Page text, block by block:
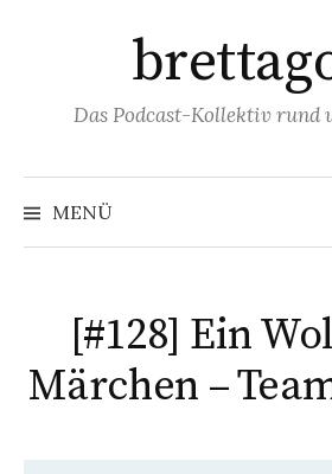
Das Podcast-Kollektiv rund
MENÜ
[#128] Ein
Märchen –